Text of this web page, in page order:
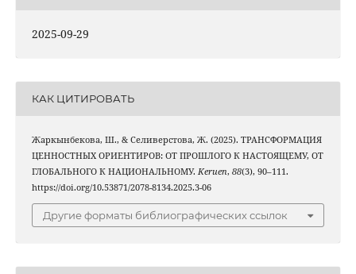
2025-09-29
КАК ЦИТИРОВАТЬ
Жаркынбекова, Ш., & Селиверстова, Ж. (2025). ТРАНСФОРМАЦИЯ
ЦЕННОСТНЫХ ОРИЕНТИРОВ: ОТ ПРОШЛОГО К НАСТОЯЩЕМУ, ОТ
ГЛОБАЛЬНОГО К НАЦИОНАЛЬНОМУ. Keruen, 88(3), 90–111.
https://doi.org/10.53871/2078-8134.2025.3-06
Другие форматы библиографических ссылок